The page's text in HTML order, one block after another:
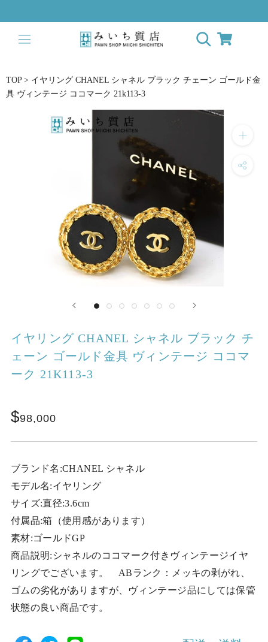
to
content
TOP > イヤリング CHANEL シャネル ブラック チェーン ゴールド金
具 ヴィンテージ ココマーク 21k113-3
イヤリング CHANEL シャネル ブラック チ
ェーン ゴールド金具 ヴィンテージ ココマ
ーク 21K113-3
98,000
ブランド名:CHANEL シャネル
モデル名:イヤリング
サイズ:直径:3.6cm
付属品:箱（使用感があります）
素材:ゴールドGP
商品説明:シャネルのココマーク付きヴィンテージイヤ
リングでございます。 ABランク：メッキの剥がれ、
ゴムの劣化がありますが、ヴィンテージ品にしては保管
状態の良い商品です。